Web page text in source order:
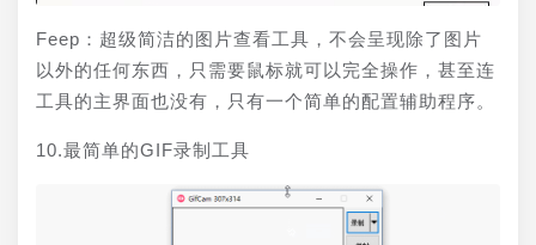
Feep：超级简洁的图片查看工具，不会呈现除了图片
以外的任何东西，只需要鼠标就可以完全操作，甚至连
工具的主界面也没有，只有一个简单的配置辅助程序。
10.最简单的GIF录制工具